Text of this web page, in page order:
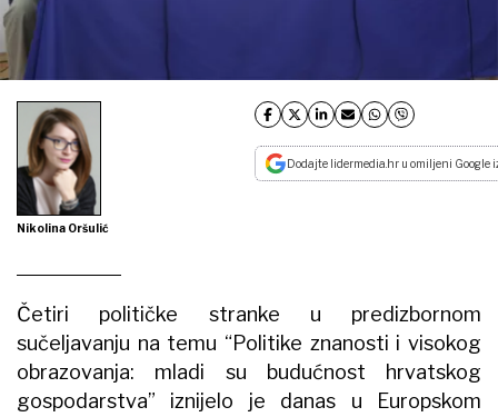
Nikolina Oršulić
Dodajte lidermedia.hr u omiljeni Google
Četiri političke stranke u predizbornom
sučeljavanju na temu “Politike znanosti i visokog
obrazovanja: mladi su budućnost hrvatskog
gospodarstva” iznijelo je danas u Europskom